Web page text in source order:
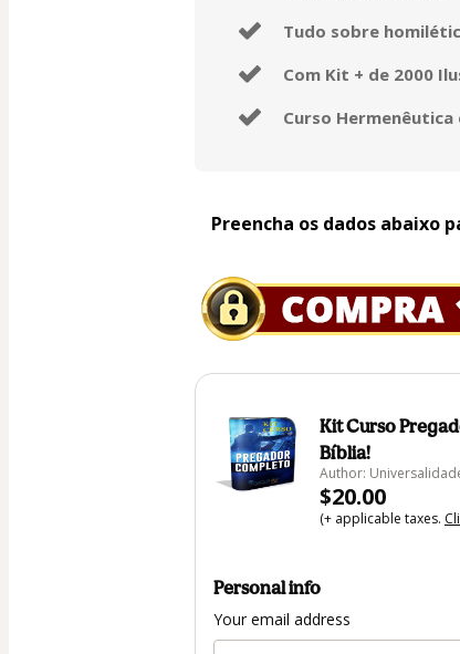
Tudo sobre
Com Kit + de 2000
Curso Hermenêutica
Preencha os dados abaixo
Kit Curso
Bíblia!
Author:
$20.00
(+ applicable taxes.
Personal info
Your email address